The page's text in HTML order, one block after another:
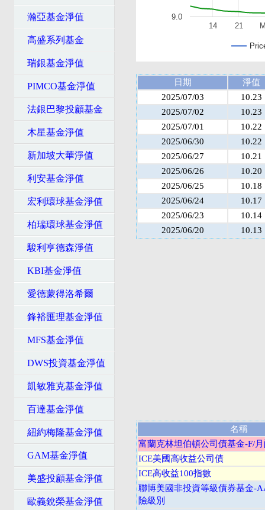
瀚亞基金淨值
高盛系列基金
瑞銀基金淨值
PIMCO基金淨值
法銀巴黎投顧基金
木星基金淨值
新加坡大華淨值
利安基金淨值
宏利環球基金淨值
柏瑞環球基金淨值
駿利亨德森淨值
KBI基金淨值
愛德蒙得洛希爾
鋒裕匯理基金淨值
MFS基金淨值
DWS投資基金淨值
凱敏雅克基金淨值
百達基金淨值
紐約梅隆基金淨值
GAM基金淨值
美盛投顧基金淨值
歐義銳榮基金淨值
14 21
9.0
日期
淨值
2025/07/03
10.23
2025/07/02
10.23
2025/07/01
10.22
2025/06/30
10.22
2025/06/27
10.21
2025/06/26
10.20
2025/06/25
10.18
2025/06/24
10.17
2025/06/23
10.14
2025/06/20
10.13
名稱
富蘭克林坦伯頓公司債基金-F/
ICE美國高收益公司債
ICE高收益100指數
聯博美國非投資等級債券基金-
險級別